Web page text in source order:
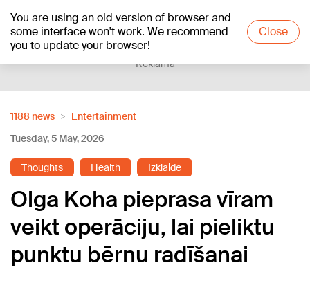
You are using an old version of browser and
some interface won't work. We recommend
you to update your browser!
Close
+25°C
Reklāma
1188 news
Entertainment
Tuesday, 5 May, 2026
Thoughts Health Izklaide
Olga Koha pieprasa vīram
veikt operāciju, lai pieliktu
punktu bērnu radīšanai